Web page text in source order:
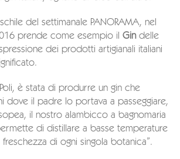
del settimanale PANORAMA, nel
prende come esempio il Gindelle
dei prodotti artigianali italiani
è stata di produrre un gin che
dove il padre lo portava a passeggiare,
il nostro alambicco a bagnomaria
di distillare a basse temperature
di ogni singola botanica”.